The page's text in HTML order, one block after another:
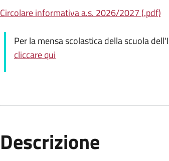
Circolare informativa a.s. 2026/2027 (.pdf)
Per la mensa scolastica della scuola
cliccare qui
Descrizione